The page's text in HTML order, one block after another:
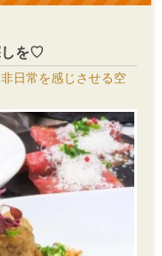
しを♡
日常を感じさせる空